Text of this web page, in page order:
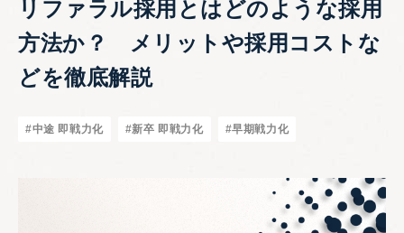
リファラル採用とはどのような採用
方法か？ メリットや採用コストな
どを徹底解説
#中途 即戦力化 #新卒 即戦力化 #早期戦力化